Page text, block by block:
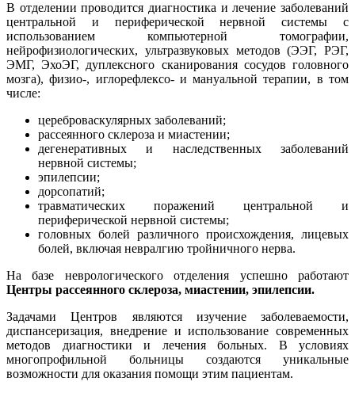
В отделении проводится диагностика и лечение заболеваний
центральной и периферической нервной системы с
использованием компьютерной томографии,
нейрофизиологических, ультразвуковых методов (ЭЭГ, РЭГ,
ЭМГ, ЭхоЭГ, дуплексного сканирования сосудов головного
мозга), физио-, иглорефлексо- и мануальной терапии, в том
числе:
цереброваскулярных заболеваний;
рассеянного склероза и миастении;
дегенеративных и наследственных заболеваний
нервной системы;
эпилепсии;
дорсопатий;
травматических поражений центральной и
периферической нервной системы;
головных болей различного происхождения, лицевых
болей, включая невралгию тройничного нерва.
На базе неврологического отделения успешно работают
Центры рассеянного склероза, миастении, эпилепсии.
Задачами Центров являются изучение заболеваемости,
диспансеризация, внедрение и использование современных
методов диагностики и лечения больных. В условиях
многопрофильной больницы создаются уникальные
возможности для оказания помощи этим пациентам.